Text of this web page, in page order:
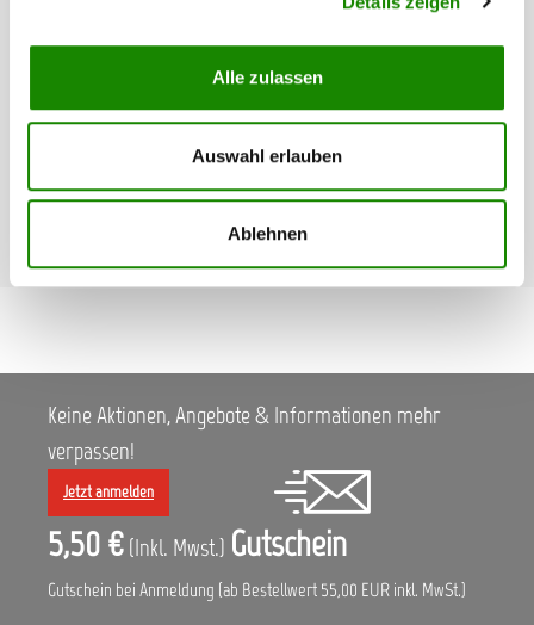
Alle zulassen
Auswahl erlauben
Ablehnen
3M Visier-Schutzfolie 6885 für Vollmaske
6000
das Visier mit einer selbstklebenden Schutzfolie versehen
Kratzern geschützt. Die Folie kann einfach angebracht und
Keine Aktionen, Angebote & Informationen mehr
verpassen!
Jetzt anmelden
5,50 € (Inkl. Mwst.) Gutschein
Gutschein bei Anmeldung (ab Bestellwert 55,00 EUR inkl. MwSt.)